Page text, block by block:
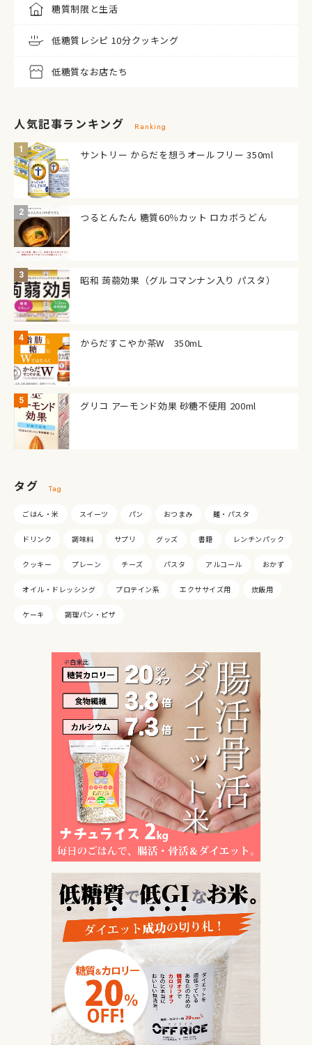
糖質制限と生活
低糖質レシピ 10分クッキング
低糖質なお店たち
人気記事ランキング Ranking
サントリー からだを想うオールフリー 350ml
つるとんたん 糖質60％カット ロカボうどん
昭和 蒟蒻効果（グルコマンナン入り パスタ）
からだすこやか茶W 350mL
グリコ アーモンド効果 砂糖不使用 200ml
タグ Tag
ごはん・米 スイーツ パン おつまみ 麺・パスタ
ドリンク 調味料 サプリ グッズ 書籍 レンチンパック
クッキー プレーン チーズ パスタ アルコール おかず
オイル・ドレッシング プロテイン系 エクササイズ用 炊飯用
ケーキ 調理パン・ピザ